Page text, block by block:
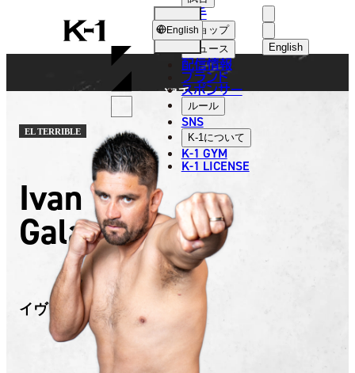
K-
1
English
選手
ショップ
ニュース
配信情報
ブランド
スポンサー
ルール
SNS
K-1について
K-1 GYM
K-1 LICENSE
English
FIGHTER
選手
EL TERRIBLE
Ivan
Galaz
イヴァン・ガラズ